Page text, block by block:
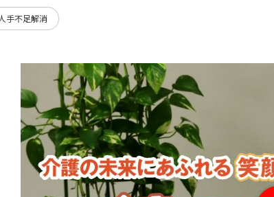
人手不足解消